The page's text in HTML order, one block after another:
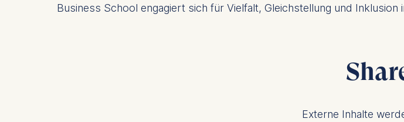
Business School engagiert sich für Vielfalt, Gleichstellung und Inklusion
Externe Inhalte
helps us improve our website.